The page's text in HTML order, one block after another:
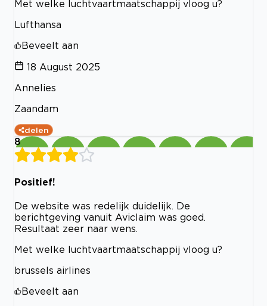
Met welke luchtvaartmaatschappij vloog u?
Lufthansa
Beveelt aan
18 August 2025
Annelies
Zaandam
delen
8
Positief!
De website was redelijk duidelijk. De
berichtgeving vanuit Aviclaim was goed.
Resultaat zeer naar wens.
Met welke luchtvaartmaatschappij vloog u?
brussels airlines
Beveelt aan